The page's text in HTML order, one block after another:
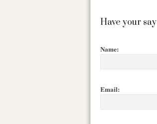
Have your say
Name:
Email: